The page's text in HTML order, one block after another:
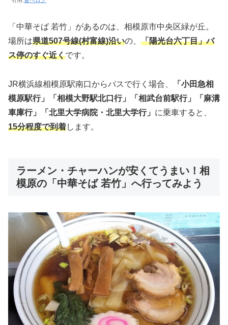
「中華そば 若竹」があるのは、相模原市中央区緑が丘。
場所は県道507号線(村富線)沿いの、 「陽光台六丁目」バ
ス停のすぐ近くです。
JR横浜線相模原駅南口からバスで行く場合、
「小田急相
模原駅行」「相模大野駅北口行」「相武台前駅行」「麻溝
車庫行」「北里大学病院・北里大学行」 に乗車すると、
15分程度で到着します。
ラーメン・チャーハンが安くてうまい！相
模原の「中華そば 若竹」へ行ってみよう